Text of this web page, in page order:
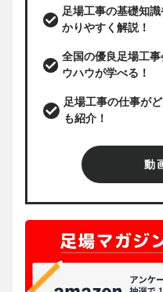
足場工事の基礎知
かりやすく解説！
全国の優良足場工
ウハウが学べる！
足場工事の仕事が
も紹介！
動